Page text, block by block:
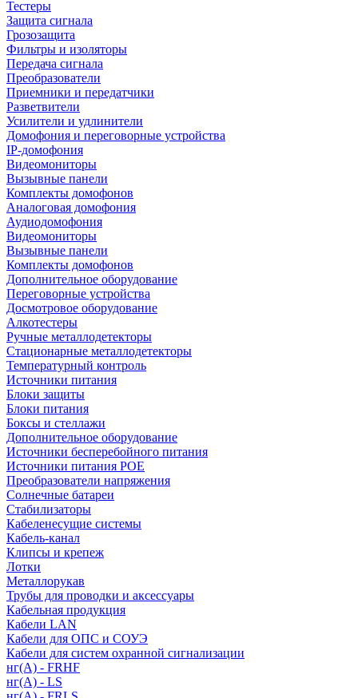
Тестеры
Защита сигнала
Грозозащита
Фильтры и изоляторы
Передача сигнала
Преобразователи
Приемники и передатчики
Разветвители
Усилители и удлинители
Домофония и переговорные устройства
IP-домофония
Видеомониторы
Вызывные панели
Комплекты домофонов
Аналоговая домофония
Аудиодомофония
Видеомониторы
Вызывные панели
Комплекты домофонов
Дополнительное оборудование
Переговорные устройства
Досмотровое оборудование
Алкотестеры
Ручные металлодетекторы
Стационарные металлодетекторы
Температурный контроль
Источники питания
Блоки защиты
Блоки питания
Боксы и стеллажи
Дополнительное оборудование
Источники бесперебойного питания
Источники питания POE
Преобразователи напряжения
Солнечные батареи
Стабилизаторы
Кабеленесущие системы
Кабель-канал
Клипсы и крепеж
Лотки
Металлорукав
Трубы для проводки и аксессуары
Кабельная продукция
Кабели LAN
Кабели для ОПС и СОУЭ
Кабели для систем охранной сигнализации
нг(A) - FRHF
нг(A) - LS